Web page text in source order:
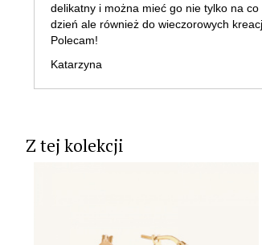
delikatny i można mieć go nie tylko na co
dzień ale również do wieczorowych
Polecam!
Katarzyna
Z tej kolekcji